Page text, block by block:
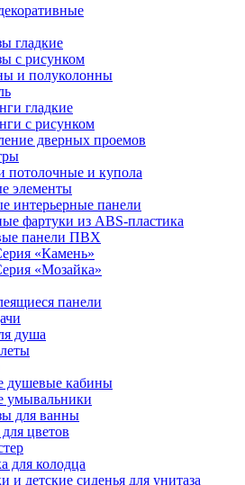
гладкие
с рисунком
и полуколонны
гладкие
с рисунком
дверных проемов
потолочные и купола
элементы
интерьерные панели
фартуки из ABS-пластика
панели ПВХ
«Камень»
«Мозайка»
панели
душа
душевые кабины
умывальники
для ванны
цветов
для колодца
и детские сиденья для унитаза